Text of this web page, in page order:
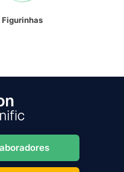
Figurinhas